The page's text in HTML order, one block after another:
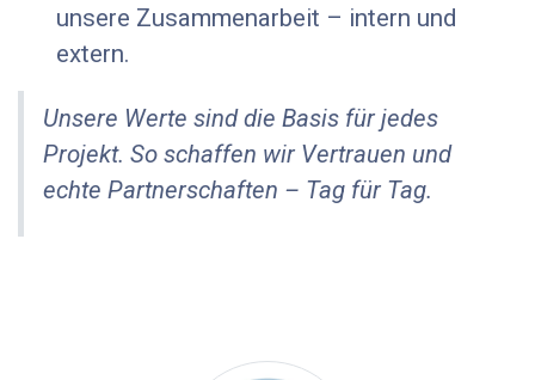
unsere Zusammenarbeit – intern und
extern.
Unsere Werte sind die Basis für jedes
Projekt. So schaffen wir Vertrauen und
echte Partnerschaften – Tag für Tag.